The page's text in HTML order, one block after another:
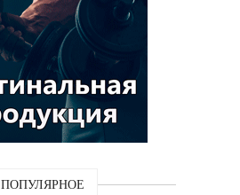
ПОПУЛЯРНОЕ